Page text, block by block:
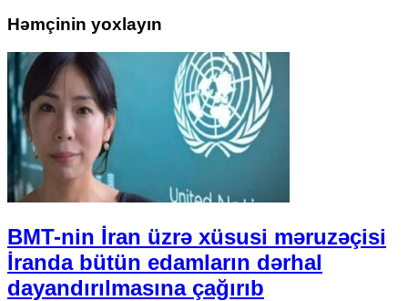
Həmçinin yoxlayın
BMT-nin İran üzrə xüsusi məruzəçisi
İranda bütün edamların dərhal
dayandırılmasına çağırıb